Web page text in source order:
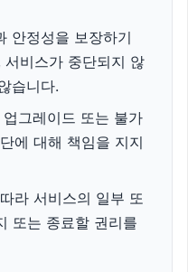
안정성을 보장하기
비스가 중단되지 않
습니다.
그레이드 또는 불가
에 대해 책임을 지지
라 서비스의 일부 또
또는 종료할 권리를